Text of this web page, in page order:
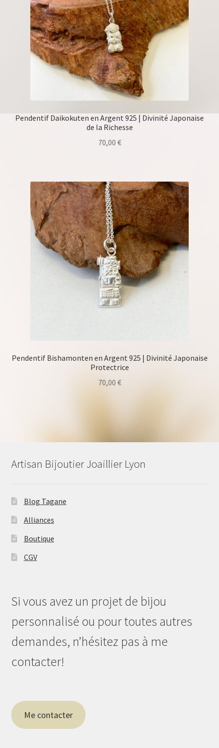
Pendentif Daikokuten en Argent 925 | Divinité Japonaise
de la Richesse
70,00 €
Pendentif Bishamonten en Argent 925 | Divinité Japonaise
Protectrice
70,00 €
Artisan Bijoutier Joaillier Lyon
Blog Tagane
Alliances
Boutique
CGV
Si vous avez un projet de bijou
personnalisé ou pour toutes autres
demandes, n’hésitez pas à me
contacter!
Me contacter